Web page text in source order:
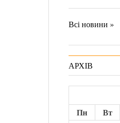
Всі новини »
АРХІВ
Пн
Вт